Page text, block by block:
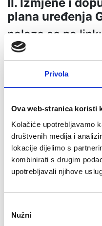
Privola
Ova web-stranica koristi
Kolačiće upotrebljavamo
društvenih medija i
lokacije dijelimo s
kombinirati s drugim
upotrebljavali njihove
pristanka
Nužni
plana uređenja
nalaze se na
https://1drv.ms/
e=QHWgEl
Prilog
Pročišćeni tekst
Prostornog plana
Pregrade
Odluka o donošenju II.
PPU Grada Pregrade
PPU Grada Pregrade